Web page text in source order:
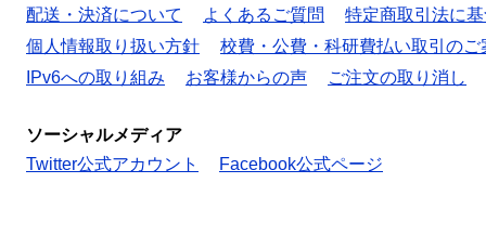
配送・決済について
よくあるご質問
特定商取引法に
個人情報取り扱い方針
校費・公費・科研費払い取引のご
IPv6への取り組み
お客様からの声 ご注文の取り消し
ソーシャルメディア
Twitter公式アカウント
Facebook公式ページ